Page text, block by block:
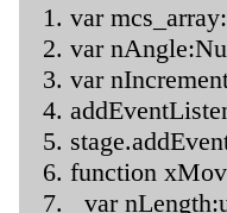
var
var
var
function
var